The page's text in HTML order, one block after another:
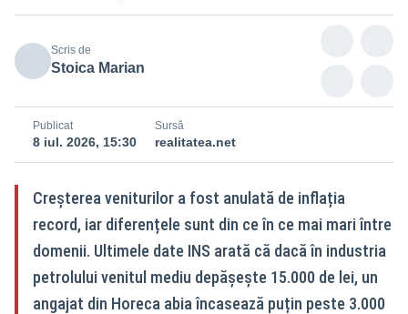
Scris de
Stoica Marian
Publicat
8 iul. 2026, 15:30
Sursă
realitatea.net
Creșterea veniturilor a fost anulată de inflația
record, iar diferențele sunt din ce în ce mai mari între
domenii. Ultimele date INS arată că dacă în industria
petrolului venitul mediu depășește 15.000 de lei, un
angajat din Horeca abia încasează puțin peste 3.000